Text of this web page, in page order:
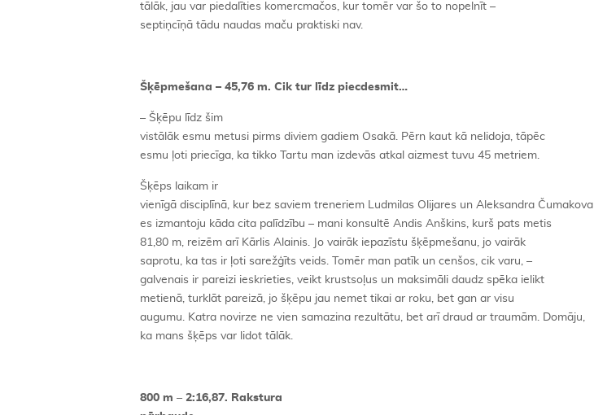
tālāk, jau var piedalīties komercmačos, kur tomēr var šo to nopelnīt –
septiņcīņā tādu naudas maču praktiski nav.
Šķēpmešana – 45,76 m. Cik tur līdz piecdesmit…
– Šķēpu līdz šim
vistālāk esmu metusi pirms diviem gadiem Osakā. Pērn kaut kā nelidoja, tāpēc
esmu ļoti priecīga, ka tikko Tartu man izdevās atkal aizmest tuvu 45 metriem.
Šķēps laikam ir
vienīgā disciplīnā, kur bez saviem treneriem Ludmilas Olijares un Aleksandra Čumakova
es izmantoju kāda cita palīdzību – mani konsultē Andis Anškins, kurš pats metis
81,80 m, reizēm arī Kārlis Alainis. Jo vairāk iepazīstu šķēpmešanu, jo vairāk
saprotu, ka tas ir ļoti sarežģīts veids. Tomēr man patīk un cenšos, cik varu, –
galvenais ir pareizi ieskrieties, veikt krustsoļus un maksimāli daudz spēka ielikt
metienā, turklāt pareizā, jo šķēpu jau nemet tikai ar roku, bet gan ar visu
augumu. Katra novirze ne vien samazina rezultātu, bet arī draud ar traumām. Domāju,
ka mans šķēps var lidot tālāk.
800 m – 2:16,87. Rakstura